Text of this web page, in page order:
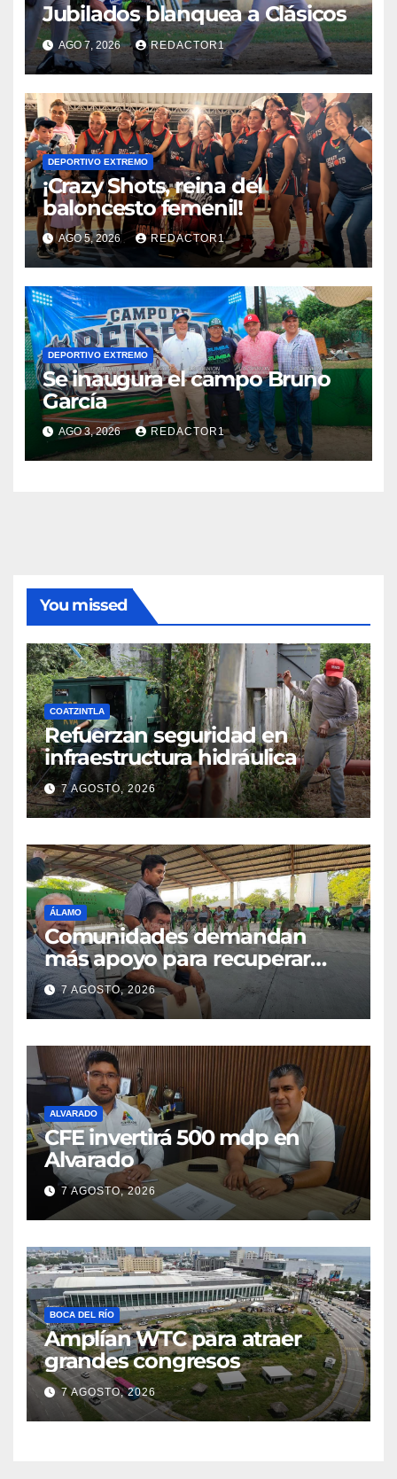
Jubilados blanquea a Clásicos
AGO 7, 2026 REDACTOR1
DEPORTIVO EXTREMO
¡Crazy Shots, reina del
baloncesto femenil!
AGO 5, 2026 REDACTOR1
DEPORTIVO EXTREMO
Se inaugura el campo Bruno
García
AGO 3, 2026 REDACTOR1
You missed
COATZINTLA
Refuerzan seguridad en
infraestructura hidráulica
7 AGOSTO, 2026
ÁLAMO
Comunidades demandan
más apoyo para recuperar
parcelas
7 AGOSTO, 2026
ALVARADO
CFE invertirá 500 mdp en
Alvarado
7 AGOSTO, 2026
BOCA DEL RÍO
Amplían WTC para atraer
grandes congresos
7 AGOSTO, 2026